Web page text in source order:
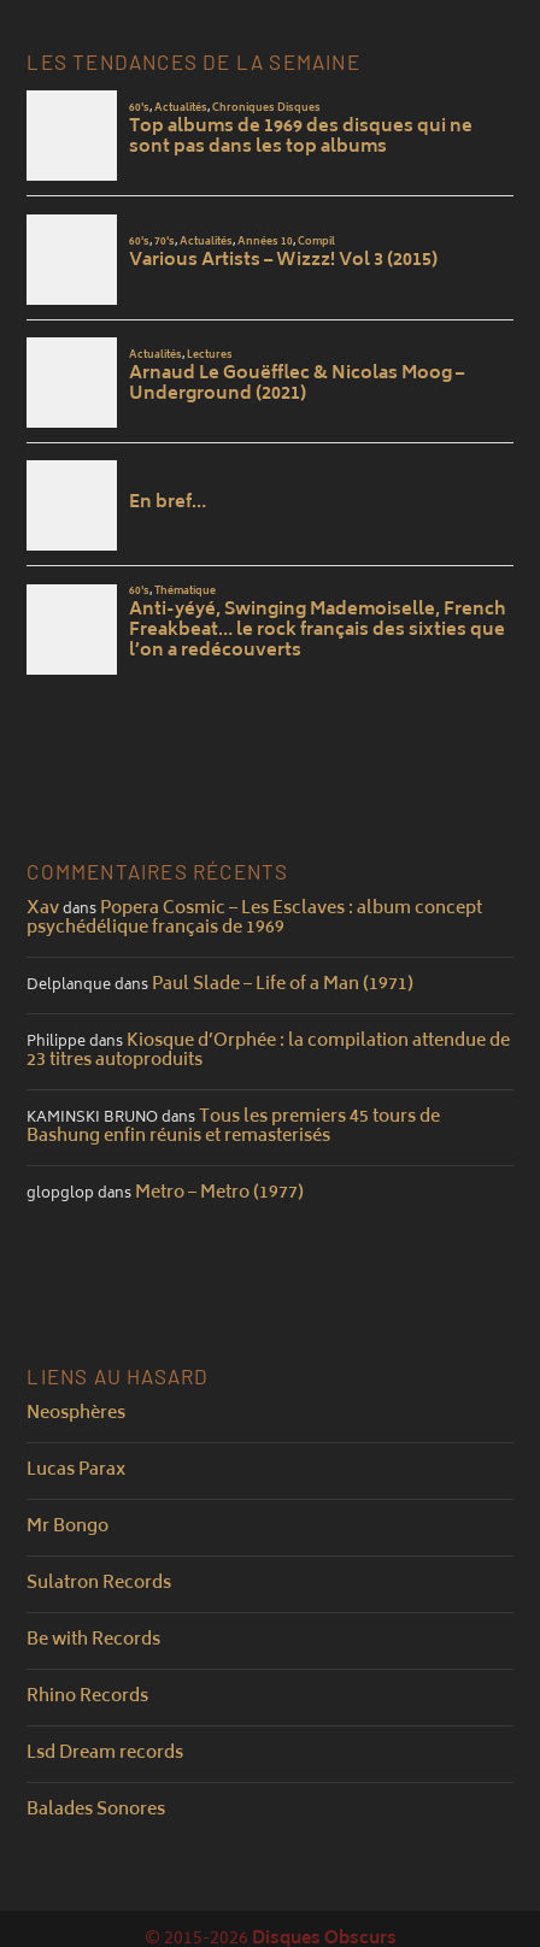
LES TENDANCES DE LA SEMAINE
COMMENTAIRES RÉCENTS
XavdansPopera Cosmic – Les Esclaves : album concept
psychédélique français de 1969
DelplanquedansPaul Slade – Life of a Man (1971)
PhilippedansKiosque d’Orphée : la compilation attendue de
23 titres autoproduits
KAMINSKI BRUNOdansTous les premiers 45 tours de
Bashung enfin réunis et remasterisés
glopglopdansMetro – Metro (1977)
LIENS AU HASARD
Neosphères
Lucas Parax
Mr Bongo
Sulatron Records
Be with Records
Rhino Records
Lsd Dream records
Balades Sonores
© 2015-2026 Disques Obscurs